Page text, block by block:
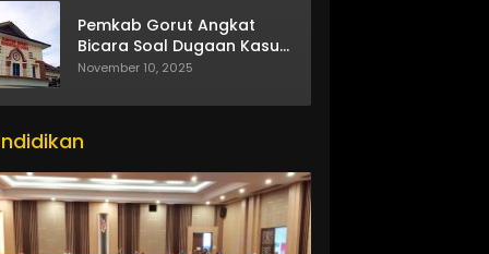
Pemkab Gorut Angkat
Bicara Soal Dugaan Kasus
Asusila Oknum ASN
November 10, 2025